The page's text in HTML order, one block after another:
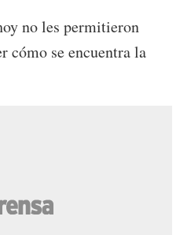
no les permitieron
cómo se encuentra la